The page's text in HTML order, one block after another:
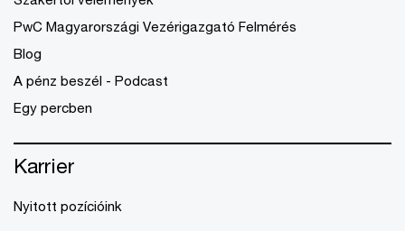
PwC Magyarországi Vezérigazgató Felmérés
Blog
A pénz beszél - Podcast
Egy percben
Karrier
Nyitott pozícióink